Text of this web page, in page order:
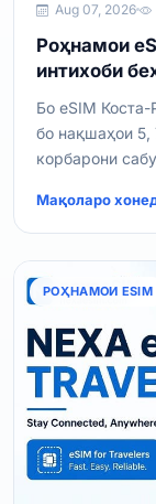
Aug 07, 2026
Роҳнамои
интихоби
Бо eSIM
бо нақшаҳои 5,
корбарони
Мақоларо
РОҲНАМОИ ESIM